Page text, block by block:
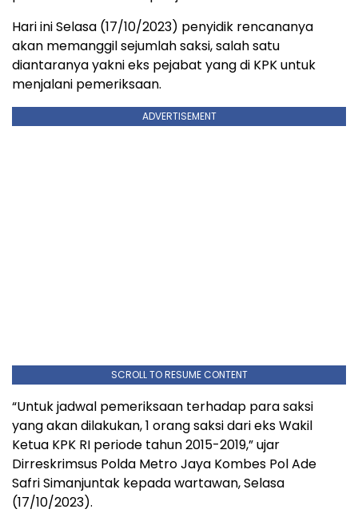
Hari ini Selasa (17/10/2023) penyidik rencananya
akan memanggil sejumlah saksi, salah satu
diantaranya yakni eks pejabat yang di KPK untuk
menjalani pemeriksaan.
ADVERTISEMENT
SCROLL TO RESUME CONTENT
“Untuk jadwal pemeriksaan terhadap para saksi
yang akan dilakukan, 1 orang saksi dari eks Wakil
Ketua KPK RI periode tahun 2015-2019,” ujar
Dirreskrimsus Polda Metro Jaya Kombes Pol Ade
Safri Simanjuntak kepada wartawan, Selasa
(17/10/2023).